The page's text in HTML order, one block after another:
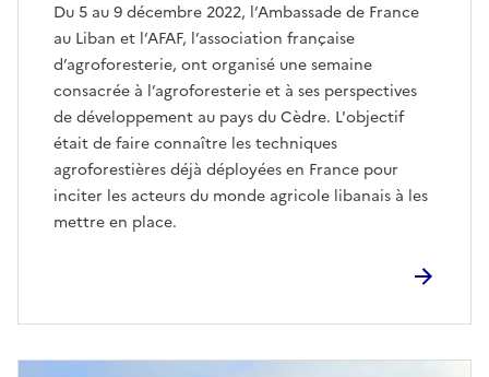
Du 5 au 9 décembre 2022, l’Ambassade de France
au Liban et l’AFAF, l’association française
d’agroforesterie, ont organisé une semaine
consacrée à l’agroforesterie et à ses perspectives
de développement au pays du Cèdre. L'objectif
était de faire connaître les techniques
agroforestières déjà déployées en France pour
inciter les acteurs du monde agricole libanais à les
mettre en place.